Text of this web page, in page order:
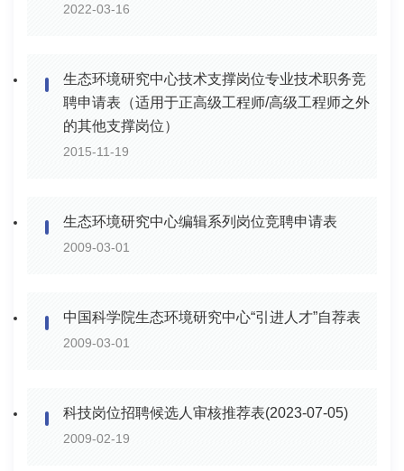
2022-03-16
生态环境研究中心技术支撑岗位专业技术职务竞
聘申请表（适用于正高级工程师/高级工程师之外
的其他支撑岗位）
2015-11-19
生态环境研究中心编辑系列岗位竞聘申请表
2009-03-01
中国科学院生态环境研究中心“引进人才”自荐表
2009-03-01
科技岗位招聘候选人审核推荐表(2023-07-05)
2009-02-19